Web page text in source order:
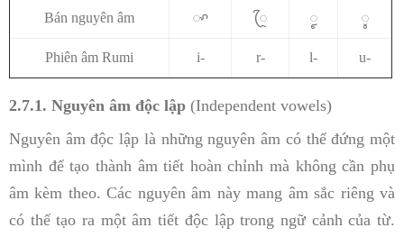
Bán nguyên âm ꨳ ꨴ ꨵ ꨶ
Phiên âm Rumi i- r- l- u-
2.7.1. Nguyên âm độc lập (Independent vowels)
Nguyên âm độc lập là những nguyên âm có thể đứng một
mình để tạo thành âm tiết hoàn chỉnh mà không cần phụ
âm kèm theo. Các nguyên âm này mang âm sắc riêng và
có thể tạo ra một âm tiết độc lập trong ngữ cảnh của từ.